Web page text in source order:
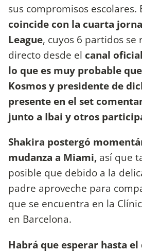
sus compromisos escolares.
coincide con la cuarta
League, cuyos 6 partidos
directo desde el canal
lo que es muy probable
Kosmos y presidente de
presente en el set
junto a Ibai y otros
Shakira postergó
mudanza a Miami, así que
posible que debido a la
padre aproveche para
que se encuentra en la
en Barcelona.
Habrá que esperar hasta